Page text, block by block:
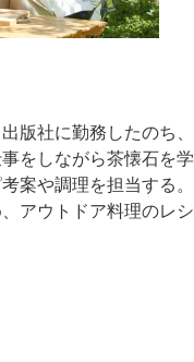
版社に勤務したのち、
をしながら茶懐石を学
案や調理を担当する。
アウトドア料理のレシ